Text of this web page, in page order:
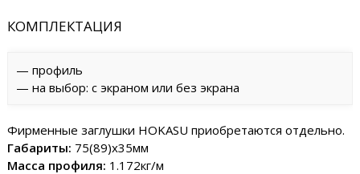
КОМПЛЕКТАЦИЯ
— профиль
— на выбор: с экраном или без экрана
Фирменные заглушки HOKASU приобретаются отдельно.
Габариты: 75(89)х35мм
Масса профиля: 1.172кг/м